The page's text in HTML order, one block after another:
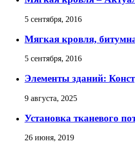
5 сентября, 2016
Мягкая кровля,
5 сентября, 2016
Элементы зданий:
9 августа, 2025
Установка тканевого
26 июня, 2019